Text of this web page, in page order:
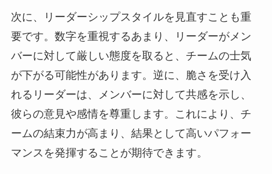
次に、リーダーシップスタイルを見直すことも重
要です。数字を重視するあまり、リーダーがメン
バーに対して厳しい態度を取ると、チームの士気
が下がる可能性があります。逆に、脆さを受け入
れるリーダーは、メンバーに対して共感を示し、
彼らの意見や感情を尊重します。これにより、チ
ームの結束力が高まり、結果として高いパフォー
マンスを発揮することが期待できます。